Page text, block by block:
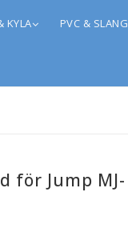
KYLA PVC & SLANG
för Jump MJ-